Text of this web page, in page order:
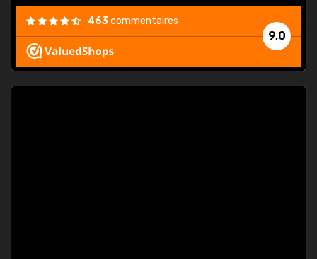
9,0
463commentaires